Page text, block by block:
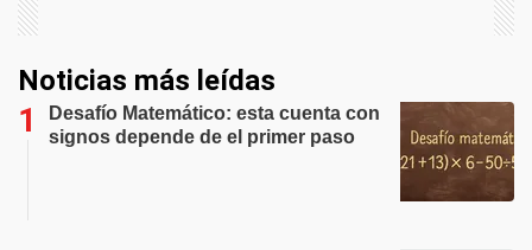
Noticias más leídas
Desafío Matemático: esta cuenta con
signos depende de el primer paso